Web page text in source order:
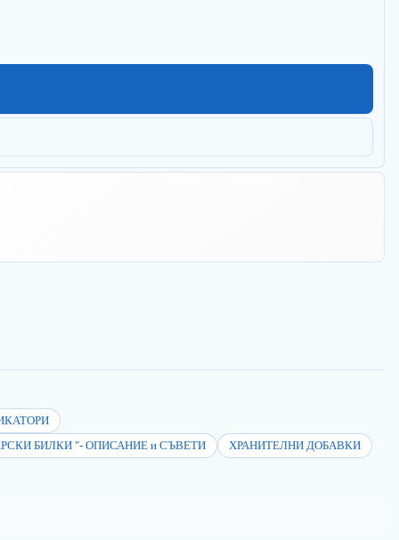
БИЛКИ "- ОПИСАНИЕ и СЪВЕТИ
ХРАНИТЕЛНИ ДОБАВКИ